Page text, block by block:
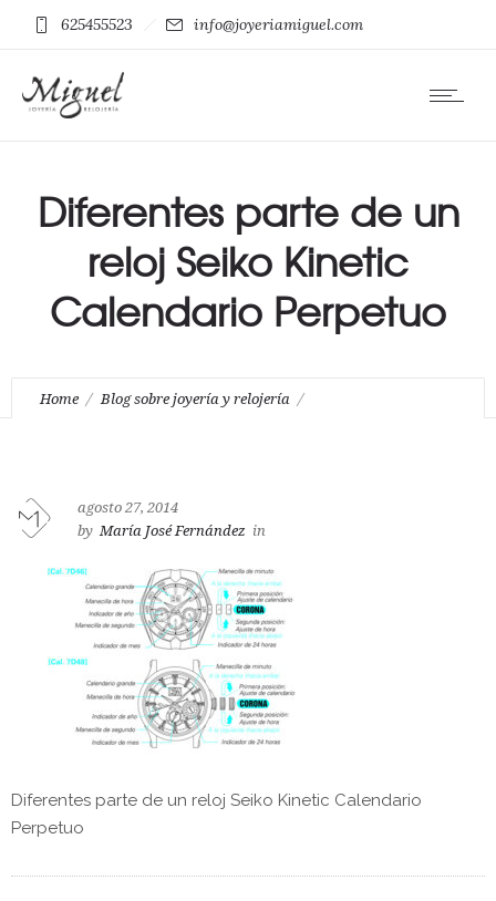
625455523 info@joyeriamiguel.com
Diferentes parte de un
reloj Seiko Kinetic
Calendario Perpetuo
Home Blog sobre joyería y relojería
agosto 27, 2014
by María José Fernández in
Diferentes parte de un reloj Seiko Kinetic Calendario
Perpetuo